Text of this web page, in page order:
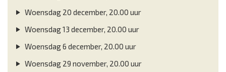
Woensdag 20 december, 20.00 uur
Woensdag 13 december, 20.00 uur
Woensdag 6 december, 20.00 uur
Woensdag 29 november, 20.00 uur